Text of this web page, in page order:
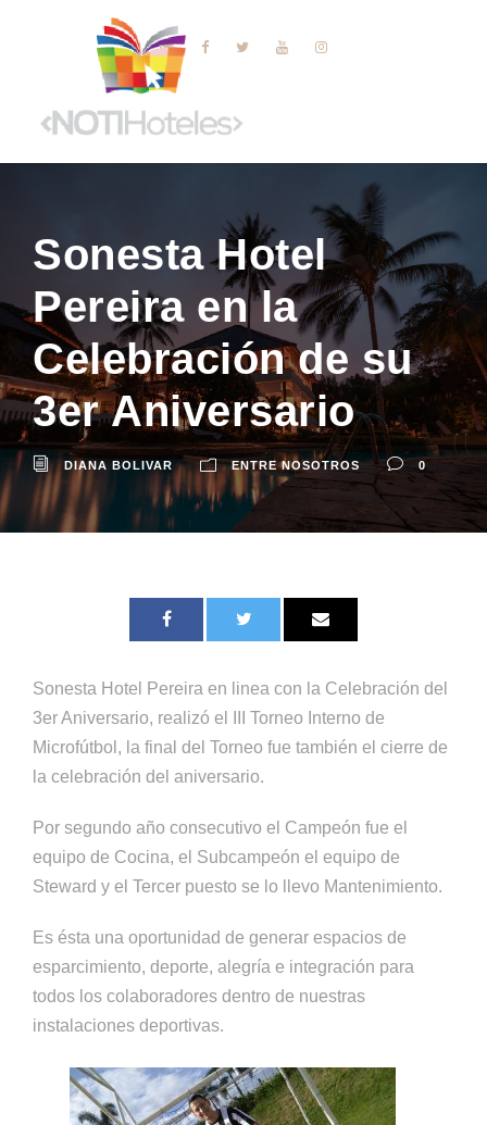
Sonesta Hotel
Pereira en la
Celebración de su
3er Aniversario
DIANA BOLIVAR ENTRE NOSOTROS 0
Sonesta Hotel Pereira en linea con la Celebración del
3er Aniversario, realizó el III Torneo Interno de
Microfútbol, la final del Torneo fue también el cierre de
la celebración del aniversario.
Por segundo año consecutivo el Campeón fue el
equipo de Cocina, el Subcampeón el equipo de
Steward y el Tercer puesto se lo llevo Mantenimiento.
Es ésta una oportunidad de generar espacios de
esparcimiento, deporte, alegría e integración para
todos los colaboradores dentro de nuestras
instalaciones deportivas.